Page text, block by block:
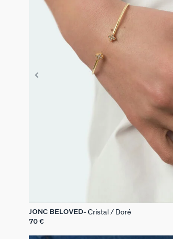
JONC BELOVED Cristal / Doré
70 €